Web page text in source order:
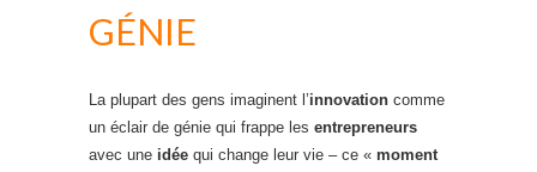
GÉNIE
La plupart des gens imaginent l’innovation comme
un éclair de génie qui frappe les entrepreneurs
avec une idée qui change leur vie – ce « moment